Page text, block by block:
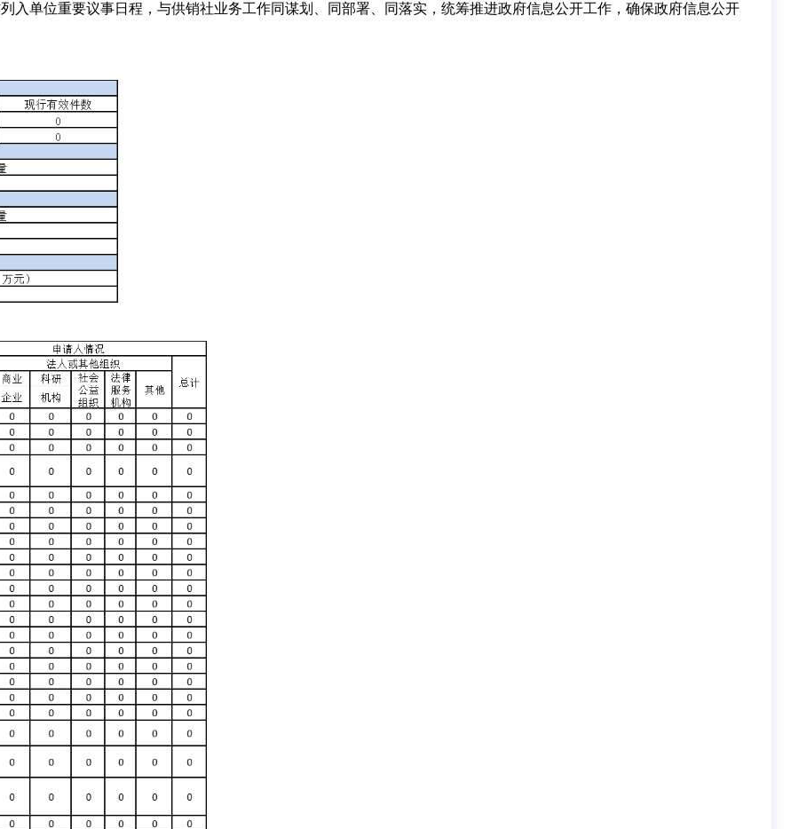
入单位重要议事日程，与供销社业务工作同谋划、同部署、同落实，统筹推进政府信息公开工作，确保政府信息公开